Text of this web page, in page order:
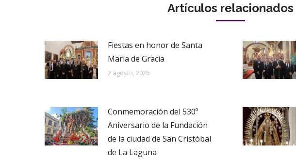
Artículos relacionados
Fiestas en honor de Santa
María de Gracia
2 agosto, 2026
Conmemoración del 530º
Aniversario de la Fundación
de la ciudad de San Cristóbal
de La Laguna